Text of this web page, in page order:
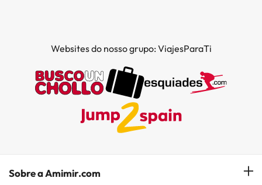
Websites do nosso grupo: ViajesParaTi
Sobre a Amimir.com